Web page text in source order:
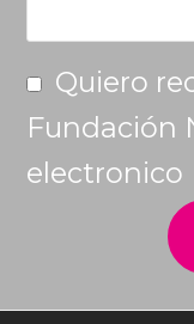
Quiero
Fundación
electronico